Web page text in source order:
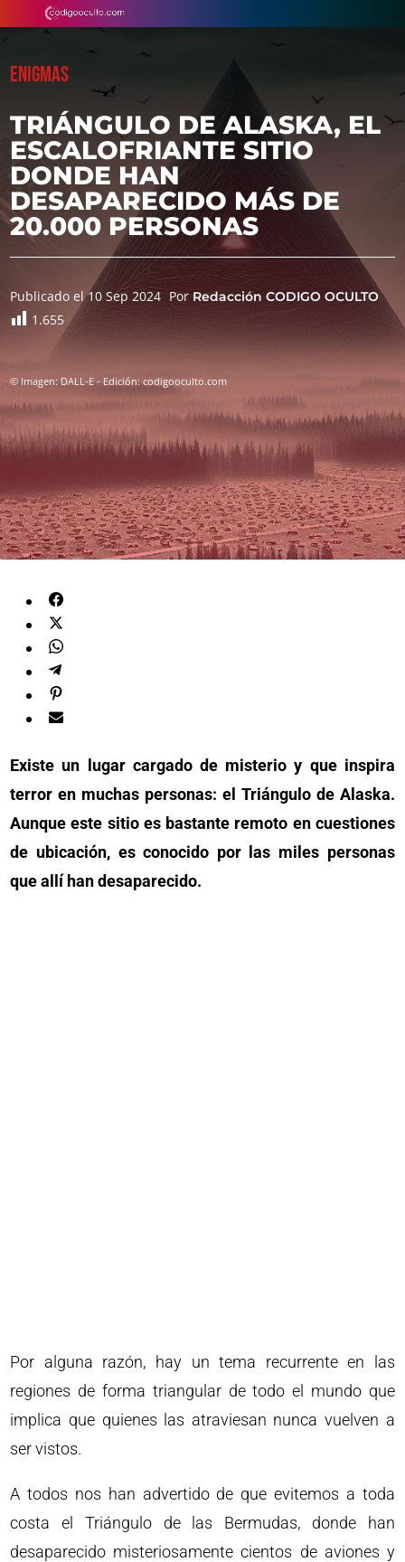
ENIGMAS
TRIÁNGULO DE ALASKA, EL
ESCALOFRIANTE SITIO
DONDE HAN
DESAPARECIDO MÁS DE
20.000 PERSONAS
Publicado el 10 Sep 2024 Por Redacción CODIGO OCULTO
1.655
© Imagen: DALL-E - Edición: codigooculto.com
Existe un lugar cargado de misterio y que inspira
terror en muchas personas: el Triángulo de Alaska.
Aunque este sitio es bastante remoto en cuestiones
de ubicación, es conocido por las miles personas
que allí han desaparecido.
Por alguna razón, hay un tema recurrente en las
regiones de forma triangular de todo el mundo que
implica que quienes las atraviesan nunca vuelven a
ser vistos.
A todos nos han advertido de que evitemos a toda
costa el Triángulo de las Bermudas, donde han
desaparecido misteriosamente cientos de aviones y